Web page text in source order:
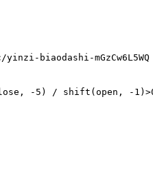
biaodashi-mGzCw6L5WQ